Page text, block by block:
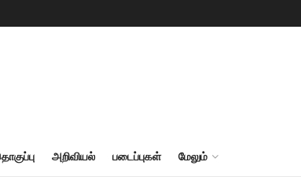
அறிவியல் படைப்புகள் மேலும்